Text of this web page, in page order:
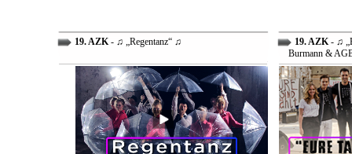
19. AZK- ♫ „Regentanz“ ♫ 19. AZK- ♫
Burmann &